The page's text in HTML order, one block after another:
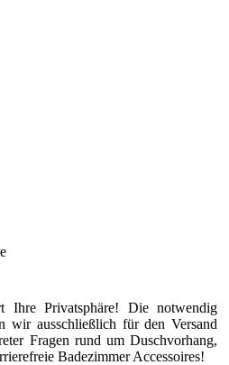
Ihre Privatsphäre! Die notwendig
wir ausschließlich für den Versand
Fragen rund um Duschvorhang,
Badezimmer Accessoires!